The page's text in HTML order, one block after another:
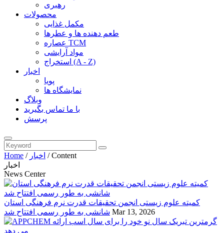
رهبری
محصولات
مکمل غذایی
طعم دهنده ها و عطرها
عصاره TCM
مواد آرایشی
استخراج (A - Z)
اخبار
پویا
نمایشگاه ها
وبلاگ
با ما تماس بگیرید
پرسش
Home / اخبار /Content
اخبار
News Center
کمیته علوم زیستی انجمن تحقیقات قدرت نرم فرهنگی استان
شانشی به طور رسمی افتتاح شد Mar 13, 2026